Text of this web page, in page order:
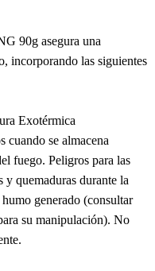
90g asegura una
incorporando las siguientes
Exotérmica
se almacena
fuego. Peligros para las
y quemaduras durante la
generado (consultar
su manipulación). No